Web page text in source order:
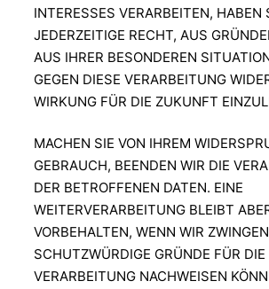
INTERESSES VERARBEITEN, HABEN
JEDERZEITIGE RECHT, AUS
AUS IHRER BESONDEREN
GEGEN DIESE VERARBEITUNG
WIRKUNG FÜR DIE ZUKUNFT
MACHEN SIE VON IHREM
GEBRAUCH, BEENDEN WIR DIE
DER BETROFFENEN DATEN. EINE
WEITERVERARBEITUNG BLEIBT
VORBEHALTEN, WENN WIR
SCHUTZWÜRDIGE GRÜNDE FÜR DIE
VERARBEITUNG NACHWEISEN